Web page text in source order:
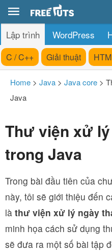
Lập trình WordPress
C / C++ Giải thuật
Home > Java > Java core >
Java
Thư viện xử
trong Java
Trong bài đầu tiên của
này, tôi sẽ giới thiệu đến
là thư viện xử lý ngày
minh họa cách sử dụng
sẽ đưa ra một số bài tập